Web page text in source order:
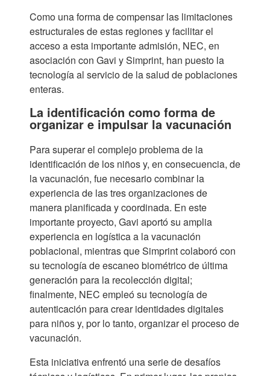
Como una forma de compensar las limitaciones
estructurales de estas regiones y facilitar el
acceso a esta importante admisión, NEC, en
asociación con Gavi y Simprint, han puesto la
tecnología al servicio de la salud de poblaciones
enteras.
La identificación como forma de
organizar e impulsar la vacunación
Para superar el complejo problema de la
identificación de los niños y, en consecuencia, de
la vacunación, fue necesario combinar la
experiencia de las tres organizaciones de
manera planificada y coordinada. En este
importante proyecto, Gavi aportó su amplia
experiencia en logística a la vacunación
poblacional, mientras que Simprint colaboró con
su tecnología de escaneo biométrico de última
generación para la recolección digital;
finalmente, NEC empleó su tecnología de
autenticación para crear identidades digitales
para niños y, por lo tanto, organizar el proceso de
vacunación.
Esta iniciativa enfrentó una serie de desafíos